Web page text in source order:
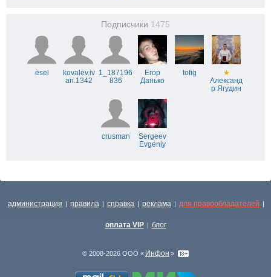
Подписчики 1475
esel
kovalev.iv
an.1342
1_187196
836
Егор
Данько
tofig
★
Александ
р Ягудин
crusman
Sergeev
Evgeniy
администрация | правила | справка | реклама | для правообладателей |
оплата VIP | блог
© 2008-2026 ООО « Инфон »